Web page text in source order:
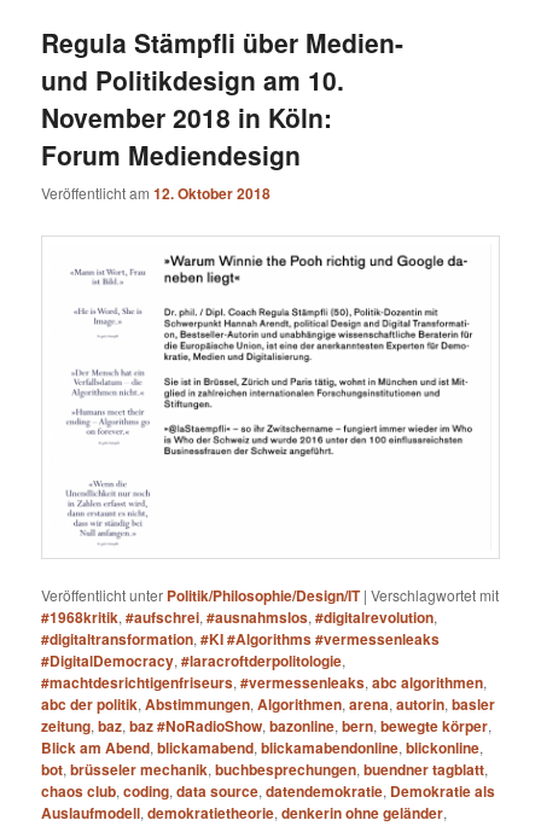
Regula Stämpfli über Medien-
und Politikdesign am 10.
November 2018 in Köln:
Forum Mediendesign
Veröffentlicht am12. Oktober 2018
Veröffentlicht unter Politik/Philosophie/Design/IT |Verschlagwortet mit
#1968kritik,#aufschrei,#ausnahmslos,#digitalrevolution,
#digitaltransformation,#KI #Algorithms #vermessenleaks
#DigitalDemocracy,#laracroftderpolitologie,
#machtdesrichtigenfriseurs,#vermessenleaks,abc algorithmen,
abc der politik,Abstimmungen,Algorithmen,arena,autorin,basler
zeitung,baz,baz #NoRadioShow,bazonline,bern,bewegte körper,
Blick am Abend,blickamabend,blickamabendonline,blickonline,
bot,brüsseler mechanik,buchbesprechungen,buendner tagblatt,
chaos club,coding,data source,datendemokratie, Demokratie als
Auslaufmodell,demokratietheorie,denkerin ohne geländer,